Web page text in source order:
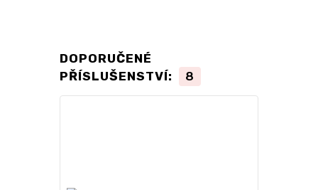
DOPORUČENÉ
PŘÍSLUŠENSTVÍ:
8